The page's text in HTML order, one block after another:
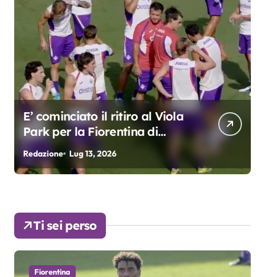
il ritiro al Viola
di
2026
Grosso:
3. Kean e Fagioli
fondamentali.
colpo”
Redazione Lug 9, 2026
Ti sei perso
Fiorentina